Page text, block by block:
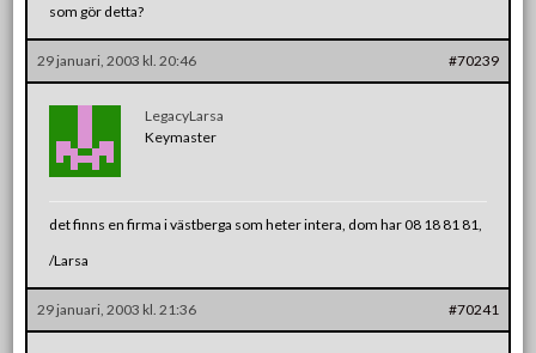
som gör detta?
29 januari, 2003 kl. 20:46 #70239
LegacyLarsa
Keymaster
det finns en firma i västberga som heter intera, dom har 08 18 81 81,
/Larsa
29 januari, 2003 kl. 21:36 #70241